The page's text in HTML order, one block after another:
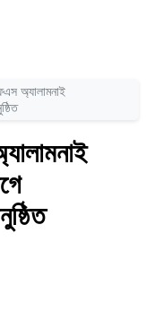
অ্যালামনাই